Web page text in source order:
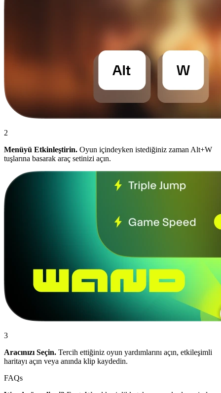
2
Menüyü Etkinleştirin. Oyun içindeyken istediğiniz zaman Alt+W
tuşlarına basarak araç setinizi açın.
3
Aracınızı Seçin. Tercih ettiğiniz oyun yardımlarını açın, etkileşimli
haritayı açın veya anında klip kaydedin.
FAQs